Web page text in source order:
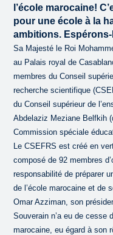
l’école marocaine!
pour une école à la
ambitions.
Sa Majesté le Roi
au Palais royal de
membres du Conseil
recherche scientifique
du Conseil supérieur de
Abdelaziz Meziane Belfkih
Commission spéciale
Le CSEFRS est créé en
composé de 92 membres
responsabilité de préparer
de l’école marocaine et de
Omar Azziman, son
Souverain n’a eu de cesse
marocaine, eu égard à son